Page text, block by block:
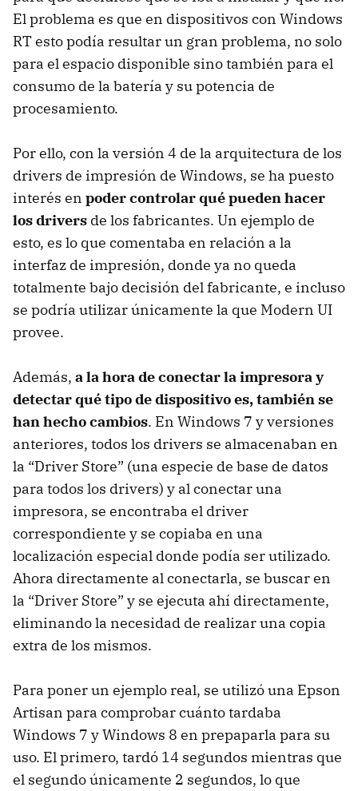
El problema es que en dispositivos con Windows
RT esto podía resultar un gran problema, no solo
para el espacio disponible sino también para el
consumo de la batería y su potencia de
procesamiento.
Por ello, con la versión 4 de la arquitectura de los
drivers de impresión de Windows, se ha puesto
interés en poder controlar qué pueden hacer
los drivers de los fabricantes. Un ejemplo de
esto, es lo que comentaba en relación a la
interfaz de impresión, donde ya no queda
totalmente bajo decisión del fabricante, e incluso
se podría utilizar únicamente la que Modern UI
provee.
Además, a la hora de conectar la impresora y
detectar qué tipo de dispositivo es, también se
han hecho cambios. En Windows 7 y versiones
anteriores, todos los drivers se almacenaban en
la “Driver Store” (una especie de base de datos
para todos los drivers) y al conectar una
impresora, se encontraba el driver
correspondiente y se copiaba en una
localización especial donde podía ser utilizado.
Ahora directamente al conectarla, se buscar en
la “Driver Store” y se ejecuta ahí directamente,
eliminando la necesidad de realizar una copia
extra de los mismos.
Para poner un ejemplo real, se utilizó una Epson
Artisan para comprobar cuánto tardaba
Windows 7 y Windows 8 en prepaparla para su
uso. El primero, tardó 14 segundos mientras que
el segundo únicamente 2 segundos, lo que